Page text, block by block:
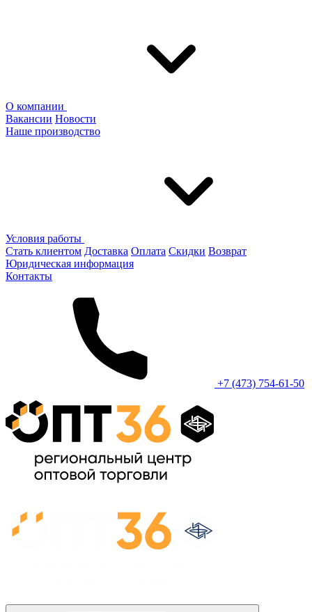
О компании
Вакансии Новости
Наше производство
Условия работы
Стать клиентом Доставка Оплата Скидки Возврат
Юридическая информация
Контакты
+7 (473) 754-61-50